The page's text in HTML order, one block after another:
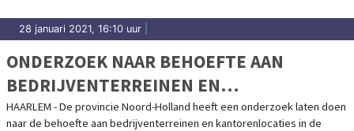
28 januari 2021, 16:10 uur
ONDERZOEK NAAR BEHOEFTE AAN
BEDRIJVENTERREINEN EN
KANTORENLOCATIES
HAARLEM - De provincie Noord-Holland heeft een onderzoek laten doen
naar de behoefte aan bedrijventerreinen en kantorenlocaties in de